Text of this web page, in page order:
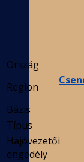
Ország
Region
Bázis
Típus
Hajóvezetői
engedély